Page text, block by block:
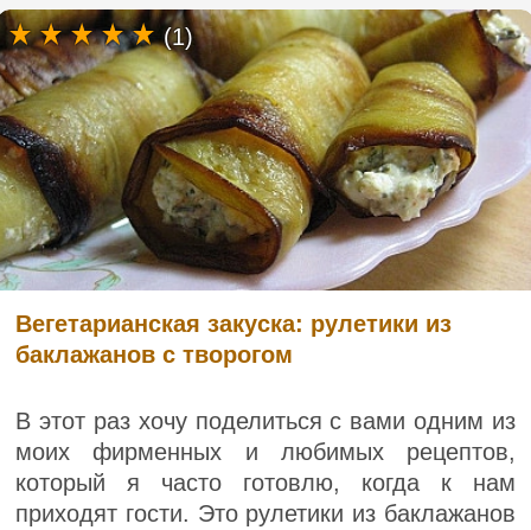
Вегетарианская закуска: рулетики из
баклажанов с творогом
В этот раз хочу поделиться с вами одним из
моих фирменных и любимых рецептов,
который я часто готовлю, когда к нам
приходят гости. Это рулетики из баклажанов
(1)